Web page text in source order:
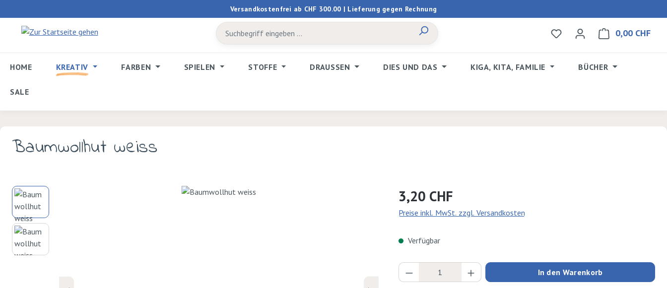
Versandkostenfrei ab CHF 300.00 | Lieferung gegen Rechnung
Du hast 0 Produkte auf
0,00 CHF
HOME KREATIV FARBEN SPIELEN STOFFE DRAUSSEN DIES UND DAS KIGA, KITA, FAMILIE BÜCHER
SALE
Baumwollhut weiss
Bildergalerie überspringen Regulärer Preis:
3,20 CHF
Preise inkl. MwSt. zzgl. Versandkosten
Verfügbar
Produkt Anzahl: Gib den gewünschten Wert ein
In den Warenkorb